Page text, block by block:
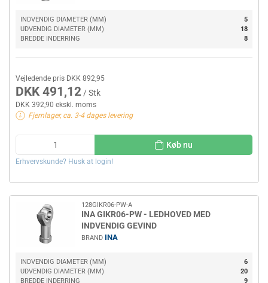
INDVENDIG DIAMETER (MM)
5
UDVENDIG DIAMETER (MM)
18
BREDDE INDERRING
8
Vejledende pris DKK 892,95
DKK 491,12 / Stk
DKK 392,90 ekskl. moms
Fjernlager, ca. 3-4 dages levering
Køb nu
Erhvervskunde? Husk at login!
128GIKR06-PW-A
INA GIKR06-PW - LEDHOVED MED
INDVENDIG GEVIND
BRAND INA
INDVENDIG DIAMETER (MM)
6
UDVENDIG DIAMETER (MM)
20
BREDDE INDERRING
9